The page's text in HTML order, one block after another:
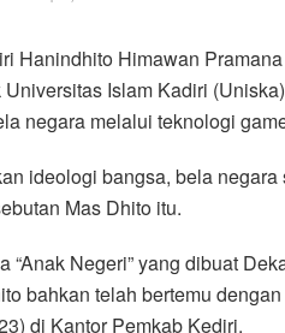
Hanindhito Himawan
Islam Kadiri
negara melalui teknologi
ideologi bangsa, bela negara
Mas Dhito itu.
Negeri” yang dibuat
bahkan telah bertemu
di Kantor Pemkab Kediri.